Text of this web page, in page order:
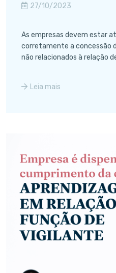
27/10/2023
As empresas devem estar
corretamente a concessão
não relacionados à relação
Leia mais